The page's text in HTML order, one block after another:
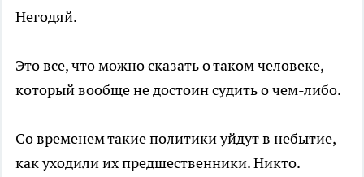
Негодяй.
Это все, что можно сказать о таком человеке,
который вообще не достоин судить о чем-либо.
Со временем такие политики уйдут в небытие,
как уходили их предшественники. Никто.